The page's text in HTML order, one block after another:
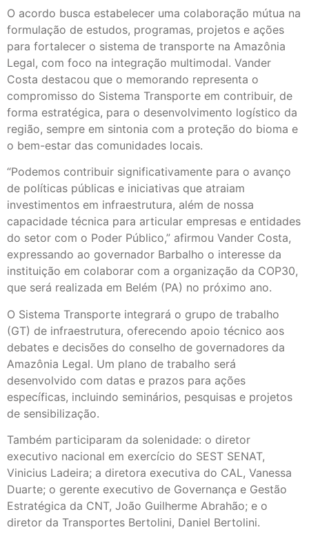
O acordo busca estabelecer uma colaboração mútua na
formulação de estudos, programas, projetos e ações
para fortalecer o sistema de transporte na Amazônia
Legal, com foco na integração multimodal. Vander
Costa destacou que o memorando representa o
compromisso do Sistema Transporte em contribuir, de
forma estratégica, para o desenvolvimento logístico da
região, sempre em sintonia com a proteção do bioma e
o bem-estar das comunidades locais.
“Podemos contribuir significativamente para o avanço
de políticas públicas e iniciativas que atraiam
investimentos em infraestrutura, além de nossa
capacidade técnica para articular empresas e entidades
do setor com o Poder Público,” afirmou Vander Costa,
expressando ao governador Barbalho o interesse da
instituição em colaborar com a organização da COP30,
que será realizada em Belém (PA) no próximo ano.
O Sistema Transporte integrará o grupo de trabalho
(GT) de infraestrutura, oferecendo apoio técnico aos
debates e decisões do conselho de governadores da
Amazônia Legal. Um plano de trabalho será
desenvolvido com datas e prazos para ações
específicas, incluindo seminários, pesquisas e projetos
de sensibilização.
Também participaram da solenidade: o diretor
executivo nacional em exercício do SEST SENAT,
Vinicius Ladeira; a diretora executiva do CAL, Vanessa
Duarte; o gerente executivo de Governança e Gestão
Estratégica da CNT, João Guilherme Abrahão; e o
diretor da Transportes Bertolini, Daniel Bertolini.